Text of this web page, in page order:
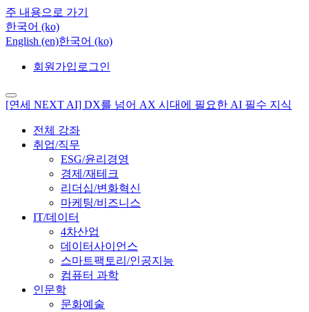
주 내용으로 가기
한국어 ‎(ko)‎
English ‎(en)‎한국어 ‎(ko)‎
회원가입 로그인
[연세 NEXT AI] DX를 넘어 AX 시대에 필요한 AI 필수 지식
전체 강좌
취업/직무
ESG/윤리경영
경제/재테크
리더십/변화혁신
마케팅/비즈니스
IT/데이터
4차산업
데이터사이언스
스마트팩토리/인공지능
컴퓨터 과학
인문학
문화예술